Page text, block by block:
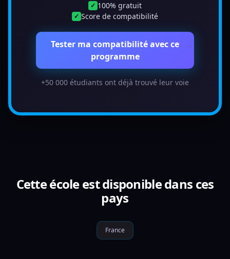
✓ 100% gratuit
✓ Score de compatibilité
Tester ma compatibilité avec ce
programme
+50 000 étudiants ont déjà trouvé leur voie
Cette école est disponible dans ces
pays
France